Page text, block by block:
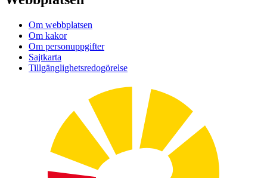
Om webbplatsen
Om kakor
Om personuppgifter
Sajtkarta
Tillgänglighetsredogörelse